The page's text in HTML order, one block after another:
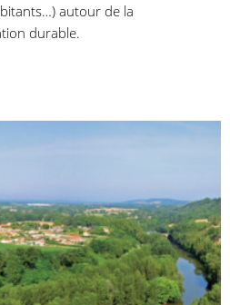
autour de la
durable.